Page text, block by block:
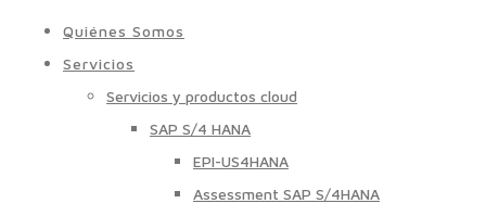
Quiénes Somos
Servicios
Servicios y productos cloud
SAP S/4 HANA
EPI-US4HANA
Assessment SAP S/4HANA